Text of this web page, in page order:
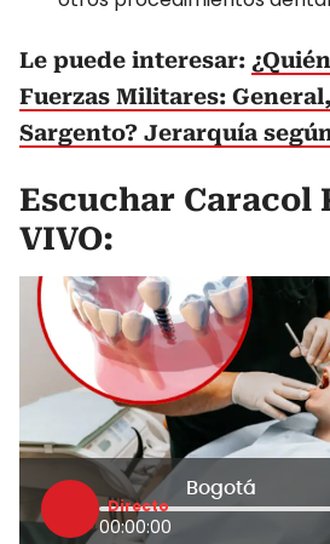
Le puede interesar:
Fuerzas Militares:
Sargento? Jerarquía
Escuchar Caracol
VIVO:
Directo
Bogotá
00:00:00